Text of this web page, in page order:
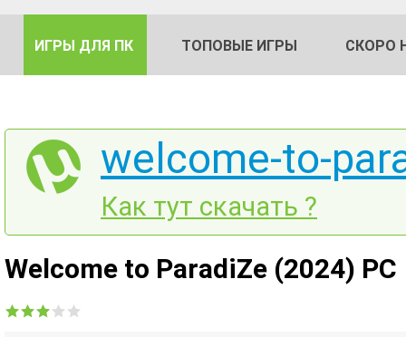
ИГРЫ ДЛЯ ПК ТОПОВЫЕ ИГРЫ СКОРО
welcome-to-
Как тут скачать ?
Welcome to ParadiZe (2024)